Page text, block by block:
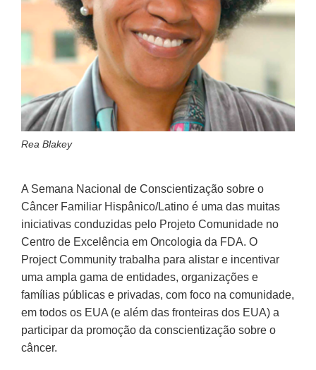
Rea Blakey
A Semana Nacional de Conscientização sobre o
Câncer Familiar Hispânico/Latino é uma das muitas
iniciativas conduzidas pelo Projeto Comunidade no
Centro de Excelência em Oncologia da FDA. O
Project Community trabalha para alistar e incentivar
uma ampla gama de entidades, organizações e
famílias públicas e privadas, com foco na comunidade,
em todos os EUA (e além das fronteiras dos EUA) a
participar da promoção da conscientização sobre o
câncer.